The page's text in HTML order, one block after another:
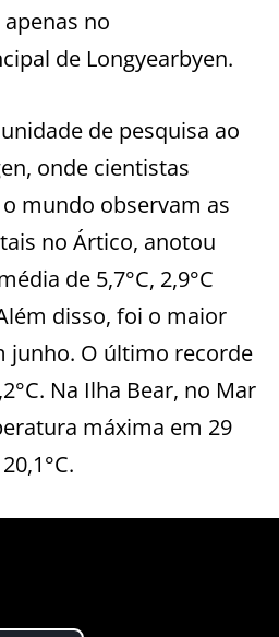
no
de Longyearbyen.
de pesquisa ao
onde cientistas
mundo observam as
no Ártico, anotou
de 5,7°C, 2,9°C
disso, foi o maior
junho. O último recorde
Na Ilha Bear, no Mar
máxima em 29